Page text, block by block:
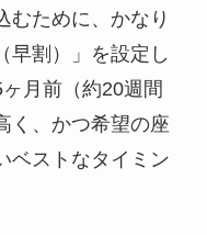
むために、かなり
早割）」を設定し
月前（約20週間
く、かつ希望の座
ベストなタイミン